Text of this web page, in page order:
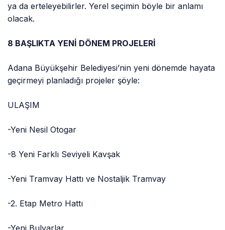
ya da erteleyebilirler. Yerel seçimin böyle bir anlamı
olacak.
8 BAŞLIKTA YENİ DÖNEM PROJELERİ
Adana Büyükşehir Belediyesi’nin yeni dönemde hayata
geçirmeyi planladığı projeler şöyle:
ULAŞIM
-Yeni Nesil Otogar
-8 Yeni Farklı Seviyeli Kavşak
-Yeni Tramvay Hattı ve Nostaljik Tramvay
-2. Etap Metro Hattı
-Yeni Bulvarlar